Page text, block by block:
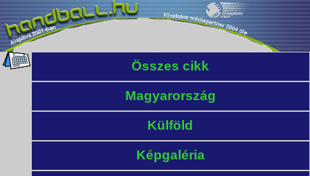
Összes cikk
Magyarország
Külföld
Képgaléria